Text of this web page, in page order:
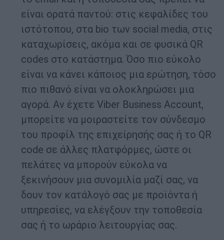
είναι ορατά παντού: στις κεφαλίδες του
ιστότοπου, στα bio των social media, στις
καταχωρίσεις, ακόμα και σε φυσικά QR
codes στο κατάστημα. Όσο πιο εύκολο
είναι να κάνει κάποιος μια ερώτηση, τόσο
πιο πιθανό είναι να ολοκληρώσει μια
αγορά. Αν έχετε Viber Business Account,
μπορείτε να μοιραστείτε τον σύνδεσμο
του προφίλ της επιχείρησής σας ή το QR
code σε άλλες πλατφόρμες, ώστε οι
πελάτες να μπορούν εύκολα να
ξεκινήσουν μια συνομιλία μαζί σας, να
δουν τον κατάλογό σας με προϊόντα ή
υπηρεσίες, να ελέγξουν την τοποθεσία
σας ή το ωράριο λειτουργίας σας.